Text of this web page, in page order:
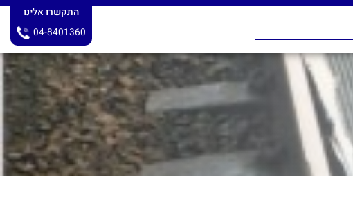
התקשרו אלינו
04-8401360